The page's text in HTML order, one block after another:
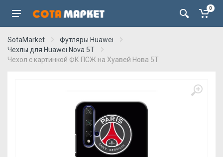
0
SotaMarket
Футляры Huawei
Чехлы для Huawei Nova 5T
Чехол с картинкой ФК ПСЖ на Хуавей Нова 5Т